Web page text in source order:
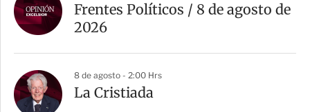
Frentes Políticos / 8 de agosto de
2026
8 de agosto - 2:00 Hrs
La Cristiada